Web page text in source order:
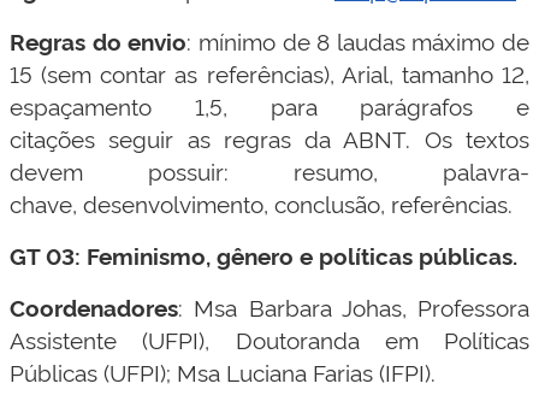
Regras do envio: mínimo de 8 laudas máximo de
15 (sem contar as referências), Arial, tamanho 12,
espaçamento 1,5, para parágrafos e
citações seguir as regras da ABNT. Os textos
devem possuir: resumo, palavra-
chave, desenvolvimento, conclusão, referências.
GT 03: Feminismo, gênero e políticas públicas.
Coordenadores: Msa Barbara Johas, Professora
Assistente (UFPI), Doutoranda em Políticas
Públicas (UFPI); Msa Luciana Farias (IFPI).